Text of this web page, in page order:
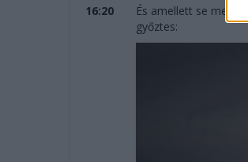
16:20
És amellett se
győztes: